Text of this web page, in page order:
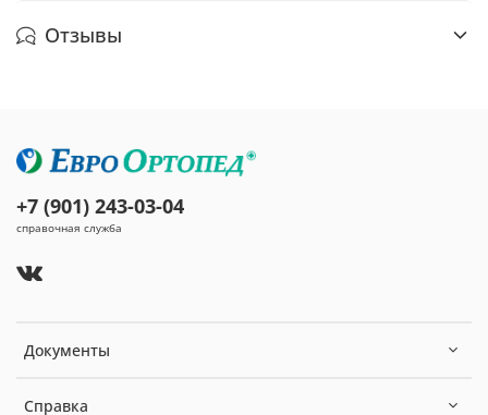
Отзывы
Документы
Справка
+7 (901) 243-03-04
справочная служба